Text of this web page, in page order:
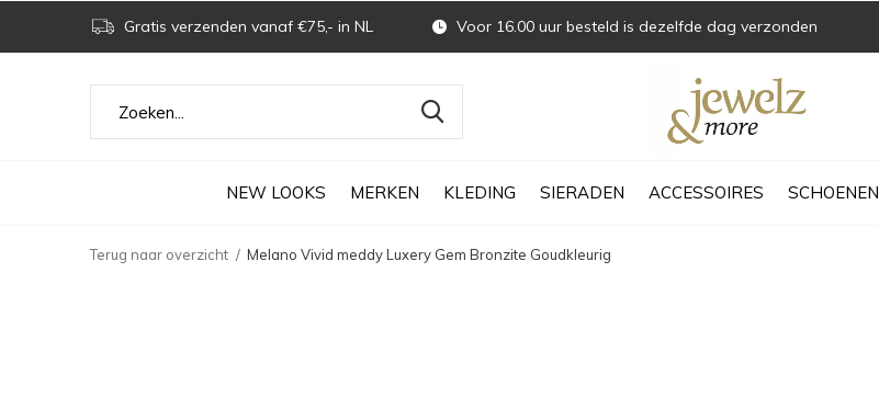
NEW LOOKS MERKEN KLEDING SIERADEN ACCESSOIRES SCHOENEN
Gratis verzenden vanaf €75,- in NL Voor 16.00 uur besteld is dezelfde dag verzonden
Terug naar overzicht Melano Vivid meddy Luxery Gem Bronzite Goudkleurig